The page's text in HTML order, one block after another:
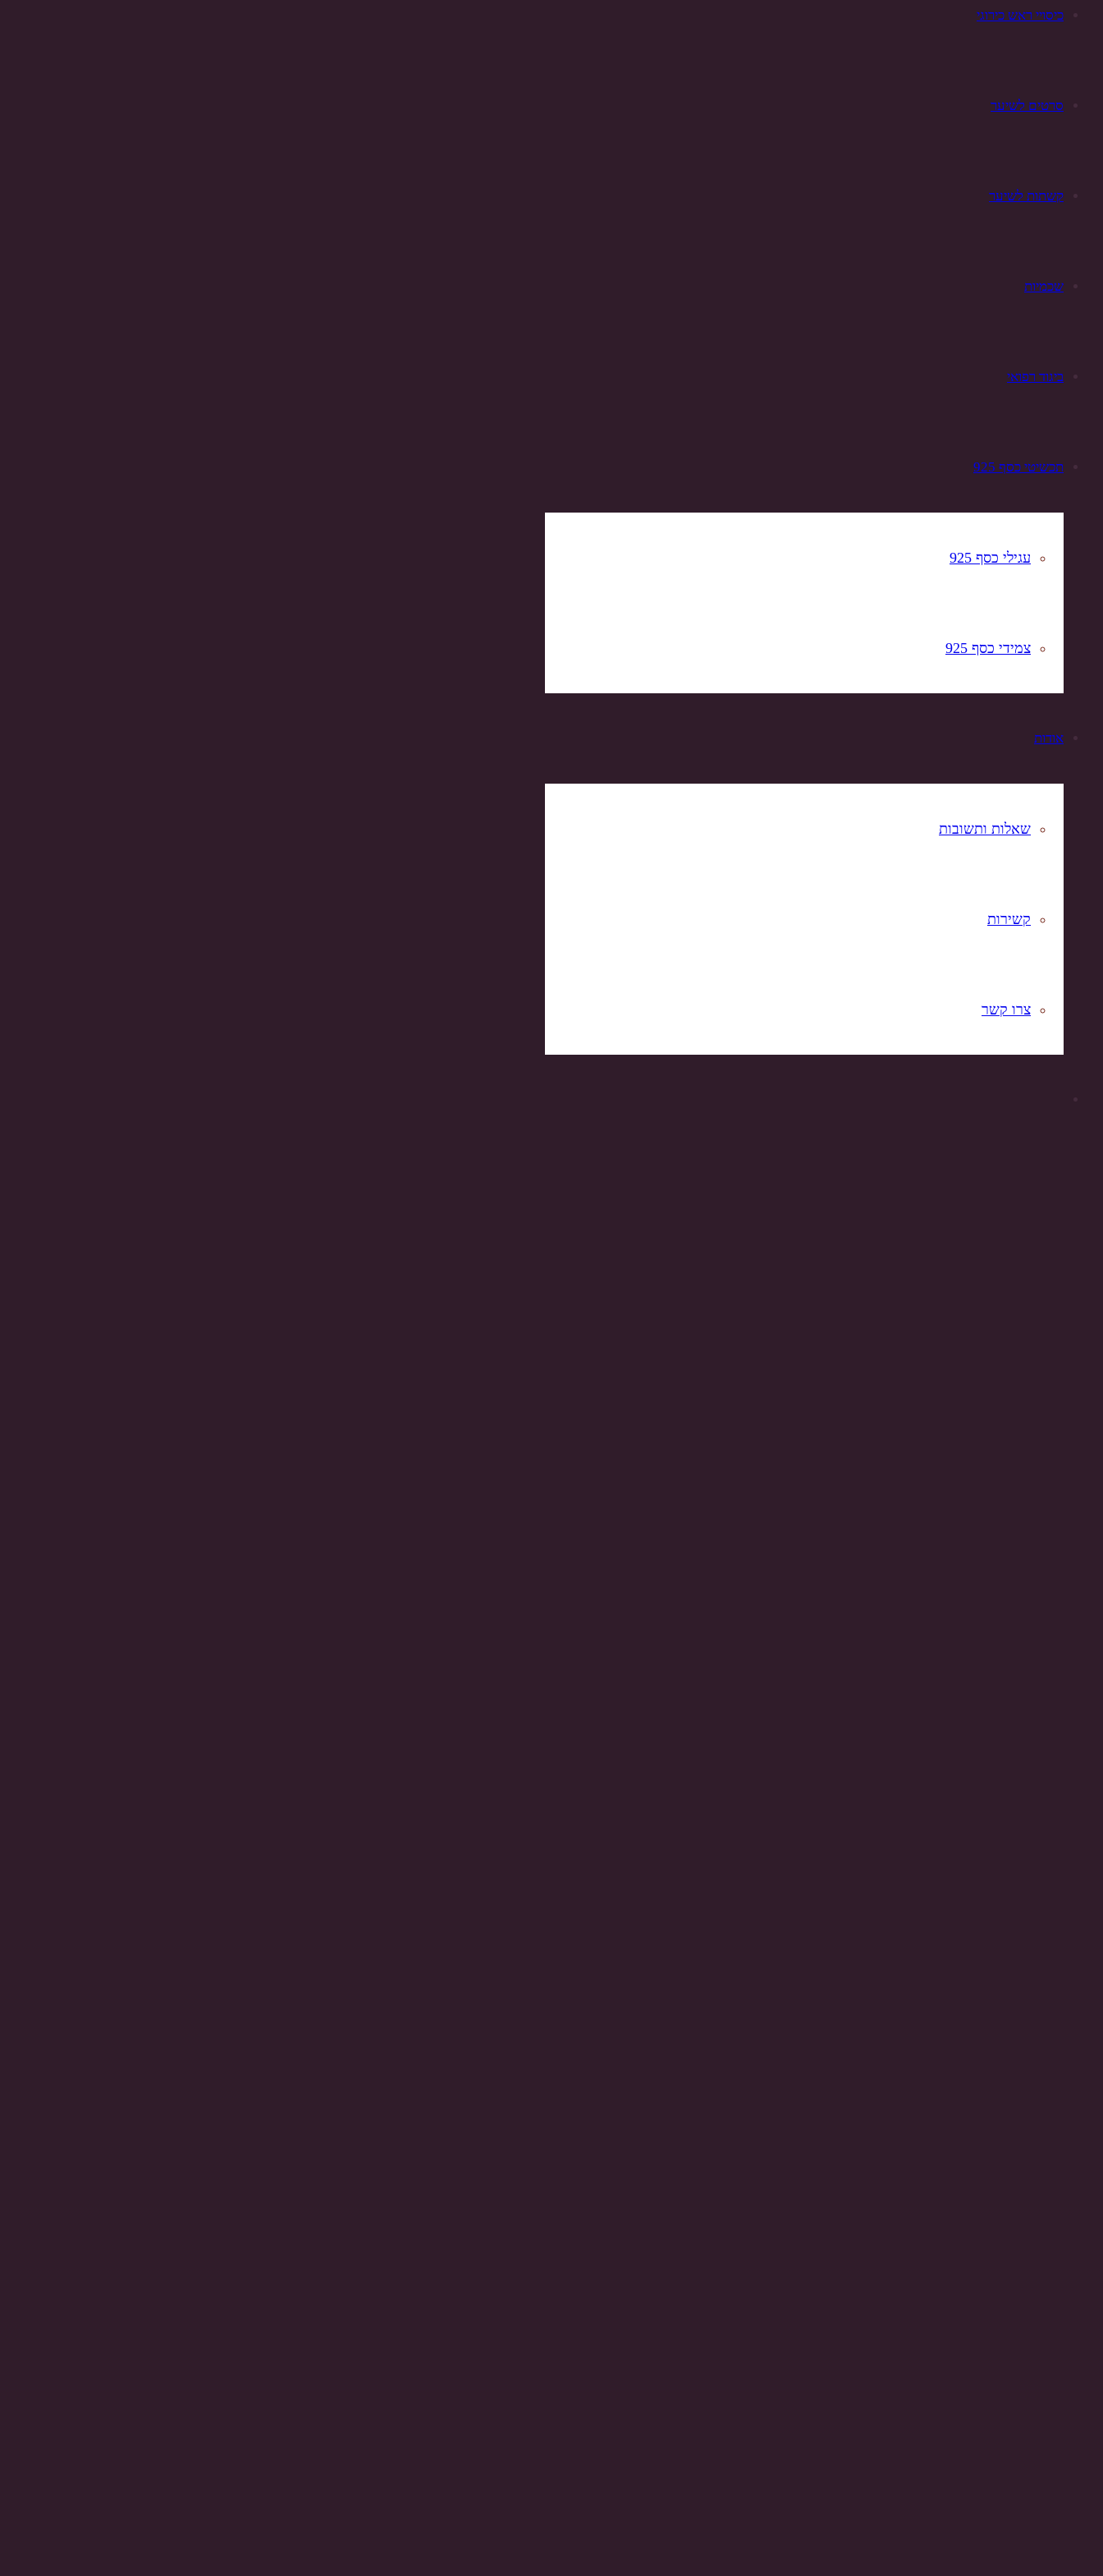
כיסויי ראש כירוגי
סרטים לשיער
קשתות לשיער
שכמיות
ביגוד רפואי
תכשיטי כסף 925
עגילי כסף 925
צמידי כסף 925
אודות
שאלות ותשובות
קשירות
צרו קשר